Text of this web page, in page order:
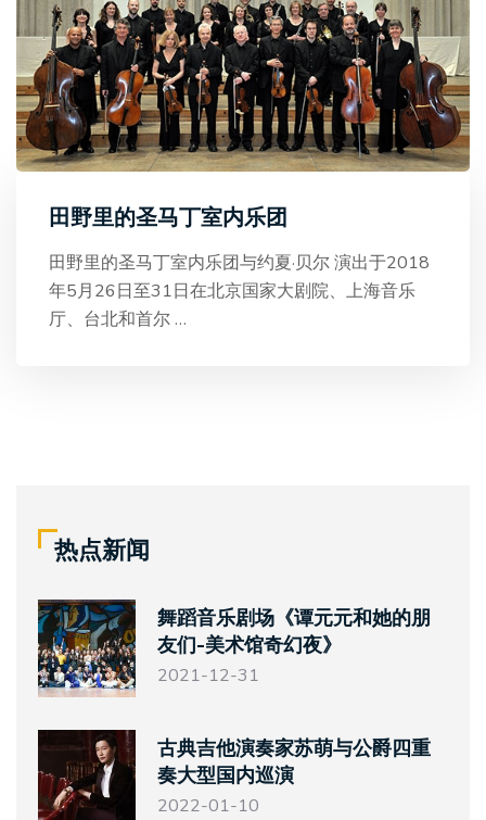
田野里的圣马丁室内乐团
田野里的圣马丁室内乐团与约夏·贝尔 演出于2018
年5月26日至31日在北京国家大剧院、上海音乐
厅、台北和首尔 …
热点新闻
舞蹈音乐剧场《谭元元和她的朋
友们-美术馆奇幻夜》
2021-12-31
古典吉他演奏家苏萌与公爵四重
奏大型国内巡演
2022-01-10